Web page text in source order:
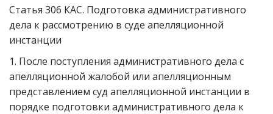
Статья 306 КАС. Подготовка административного
дела к рассмотрению в суде апелляционной
инстанции
1. После поступления административного дела с
апелляционной жалобой или апелляционным
представлением суд апелляционной инстанции в
порядке подготовки административного дела к